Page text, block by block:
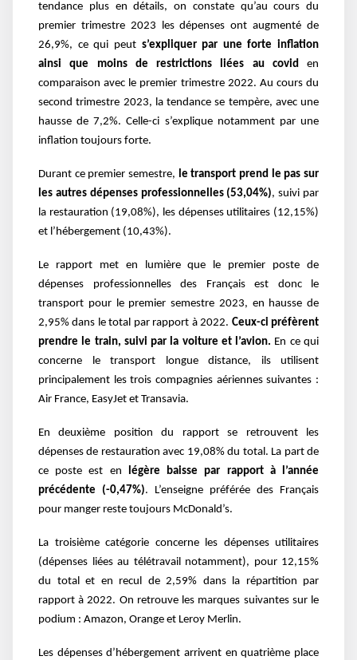
tendance plus en détails, on constate qu’au cours du
premier trimestre 2023 les dépenses ont augmenté de
26,9%, ce qui peut s’expliquer par une forte inflation
ainsi que moins de restrictions liées au coviden
comparaison avec le premier trimestre 2022. Au cours du
second trimestre 2023, la tendance se tempère, avec une
hausse de 7,2%. Celle-ci s’explique notamment par une
inflation toujours forte.
Durant ce premier semestre, le transport prend le pas sur
les autres dépenses professionnelles (53,04%), suivi par
la restauration (19,08%), les dépenses utilitaires (12,15%)
et l’hébergement (10,43%).
Le rapport met en lumière que le premier poste de
dépenses professionnelles des Français est donc le
transport pour le premier semestre 2023, en hausse de
2,95% dans le total par rapport à 2022. Ceux-ci préfèrent
prendre le train, suivi par la voiture et l’avion. En ce qui
concerne le transport longue distance, ils utilisent
principalement les trois compagnies aériennes suivantes :
Air France, EasyJet et Transavia.
En deuxième position du rapport se retrouvent les
dépenses de restauration avec 19,08% du total. La part de
ce poste est en légère baisse par rapport à l’année
précédente (-0,47%). L’enseigne préférée des Français
pour manger reste toujours McDonald’s.
La troisième catégorie concerne les dépenses utilitaires
(dépenses liées au télétravail notamment), pour 12,15%
du total et en recul de 2,59% dans la répartition par
rapport à 2022. On retrouve les marques suivantes sur le
podium : Amazon, Orange et Leroy Merlin.
Les dépenses d’hébergement arrivent en quatrième place